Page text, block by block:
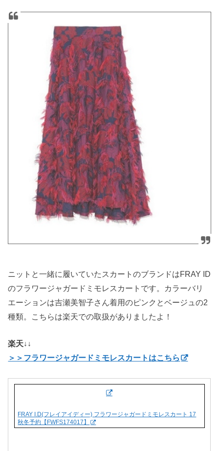
ニットと一緒に履いていたスカートのブランドはFRAY ID
のフラワージャガードミモレスカートです。カラーバリ
エーションは吉瀬美智子さん着用のピンクとベージュの2
種類。こちらは楽天での取扱がありましたよ！
楽天↓↓
＞＞フラワージャガードミモレスカートはこちら
FRAY I.D(フレイアイディー) フラワージャガードミモレスカート 17
秋冬予約【FWFS174017】